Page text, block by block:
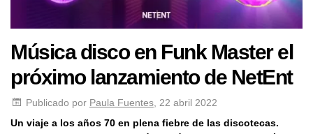
Música disco en Funk Master el
próximo lanzamiento de NetEnt
Publicado por Paula Fuentes, 22 abril 2022
Un viaje a los años 70 en plena fiebre de las discotecas.